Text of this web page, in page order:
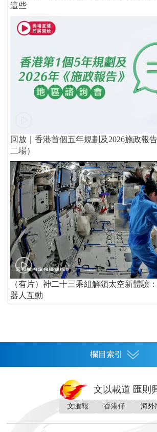
這些
回放｜香港首個五年規劃及2026施政報
二場）
（有片）神二十三乘組解鎖太空新體
器人互動
欄目索引
灣區人
文以載道 匯則
文匯報 香港仔 海外